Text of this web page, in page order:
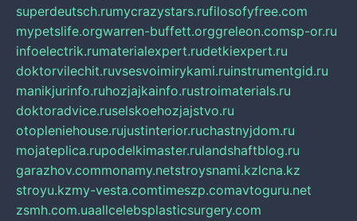
superdeutsch.rumycrazystars.rufilosofyfree.com
mypetslife.orgwarren-buffett.orggreleon.comsp-or.ru
infoelectrik.rumaterialexpert.rudetkiexpert.ru
doktorvilechit.ruvsesvoimirykami.ruinstrumentgid.ru
manikjurinfo.ruhozjajkainfo.rustroimaterials.ru
doktoradvice.ruselskoehozjajstvo.ru
otopleniehouse.rujustinterior.ruchastnyjdom.ru
mojateplica.rupodelkimaster.rulandshaftblog.ru
garazhov.commonamy.netstroysnami.kzlcna.kz
stroyu.kzmy-vesta.comtimeszp.comavtoguru.net
zsmh.com.uaallcelebsplasticsurgery.com